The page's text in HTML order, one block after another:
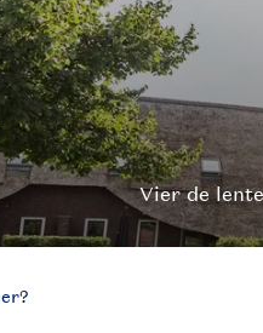
Vier de